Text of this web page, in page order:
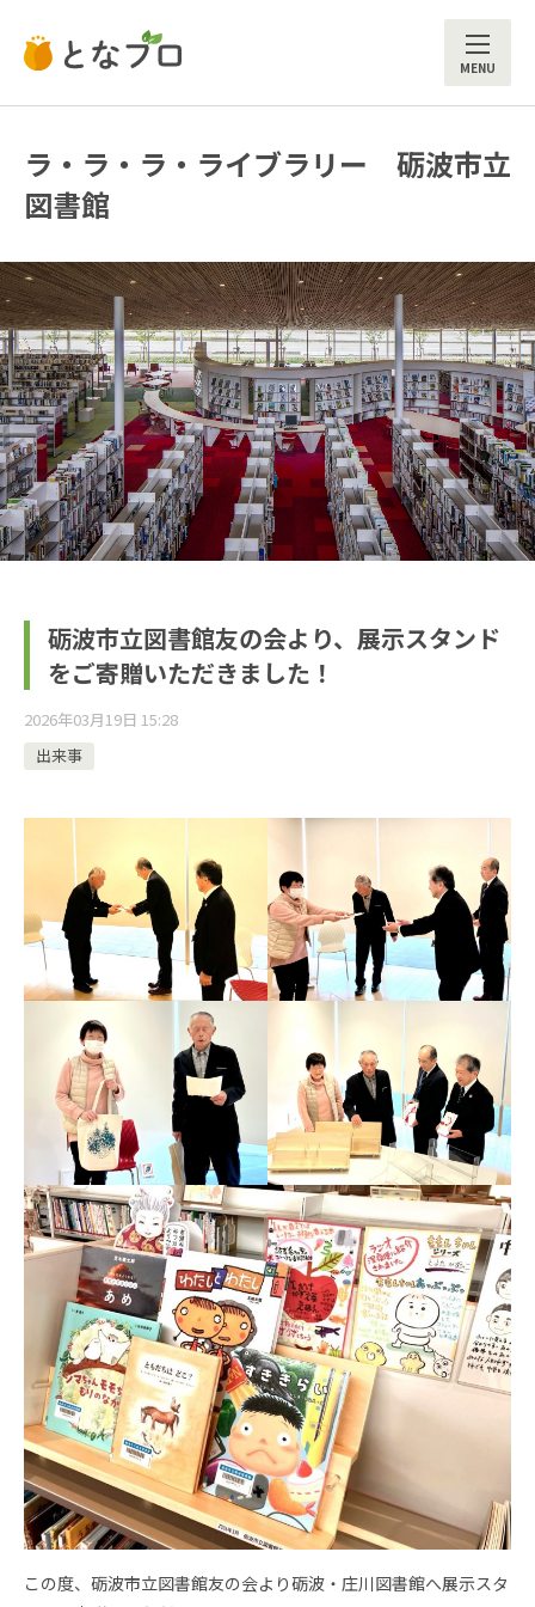
ラ・ラ・ラ・ライブラリー 砺波市立
図書館
砺波市立図書館友の会より、展示スタンド
をご寄贈いただきました！
2026年03月19日 15:28
出来事
この度、砺波市立図書館友の会より砺波・庄川図書館へ展示スタ